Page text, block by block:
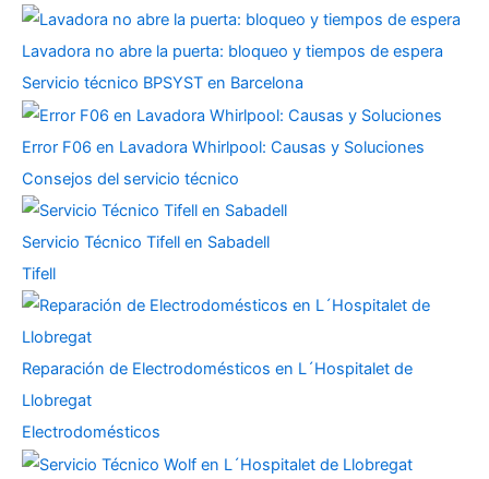
Lavadora no abre la puerta: bloqueo y tiempos de espera
Servicio técnico BPSYST en Barcelona
Error F06 en Lavadora Whirlpool: Causas y Soluciones
Consejos del servicio técnico
Servicio Técnico Tifell en Sabadell
Tifell
Reparación de Electrodomésticos en L´Hospitalet de
Llobregat
Electrodomésticos